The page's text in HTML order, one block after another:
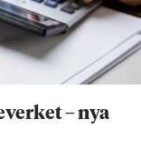
– nya